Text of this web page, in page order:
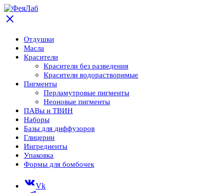
Отдушки
Масла
Красители
Красители без разведения
Красители водорастворимые
Пигменты
Перламутровые пигменты
Неоновые пигменты
ПАВы и ТВИН
Наборы
Базы для диффузоров
Глицерин
Ингредиенты
Упаковка
Формы для бомбочек
Vk